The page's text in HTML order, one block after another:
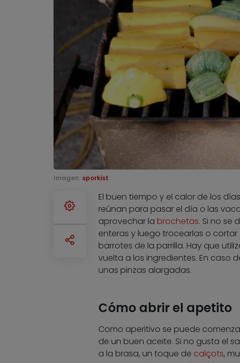
Imagen: sporkist
El buen tiempo y el calor de los
reúnan para pasar el día o las
aprovechar la brochetas. Si no se
enteras y luego trocearlas o
barrotes de la parrilla. Hay que
vuelta a los ingredientes. En caso
unas pinzas alargadas.
Cómo abrir el apetito
Como aperitivo se puede
de un buen aceite. Si no gusta el
a la brasa, un toque de calçots,